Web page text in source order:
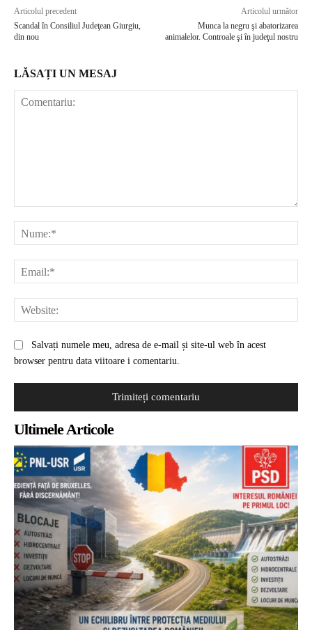
Articolul precedent
Scandal în Consiliul Judeţean Giurgiu,
din nou
Articolul următor
Munca la negru şi abatorizarea
animalelor. Controale şi în judeţul nostru
LĂSAȚI UN MESAJ
Salvați numele meu, adresa de e-mail și site-ul web în acest
browser pentru data viitoare i comentariu.
Ultimele Articole